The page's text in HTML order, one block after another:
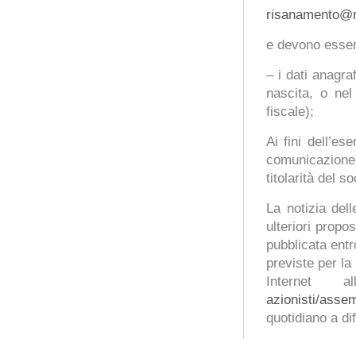
e devono
– i dati
nascita, o
fiscale);
Ai fini
titolarità del
La notizia
ulteriori
pubblicata
previste per la
Internet
azionisti/
quotidiano a